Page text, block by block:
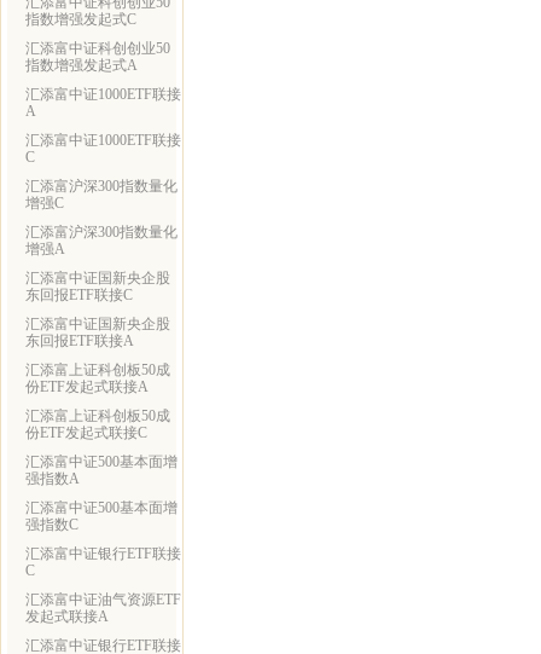
指数增强发起式C
汇添富中证科创创业50
指数增强发起式A
汇添富中证1000ETF联接
A
汇添富中证1000ETF联接
C
汇添富沪深300指数量化
增强C
汇添富沪深300指数量化
增强A
汇添富中证国新央企股
东回报ETF联接C
汇添富中证国新央企股
东回报ETF联接A
汇添富上证科创板50成
份ETF发起式联接A
汇添富上证科创板50成
份ETF发起式联接C
汇添富中证500基本面增
强指数A
汇添富中证500基本面增
强指数C
汇添富中证银行ETF联接
C
汇添富中证油气资源ETF
发起式联接A
汇添富中证银行ETF联接